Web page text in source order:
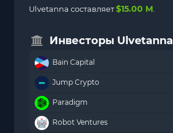
Ulvetanna составляет$15.00 M
Инвесторы Ulvetanna
Bain Capital
Jump Crypto
Paradigm
Robot Ventures